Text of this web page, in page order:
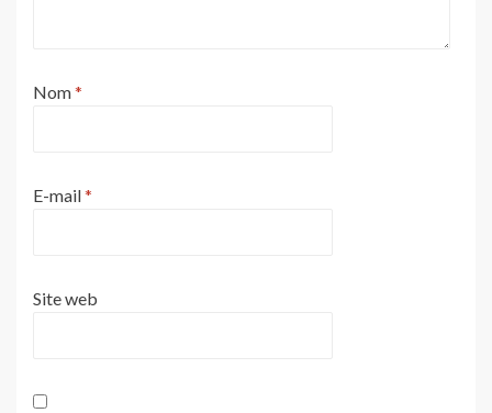
Nom*
E-mail*
Site web